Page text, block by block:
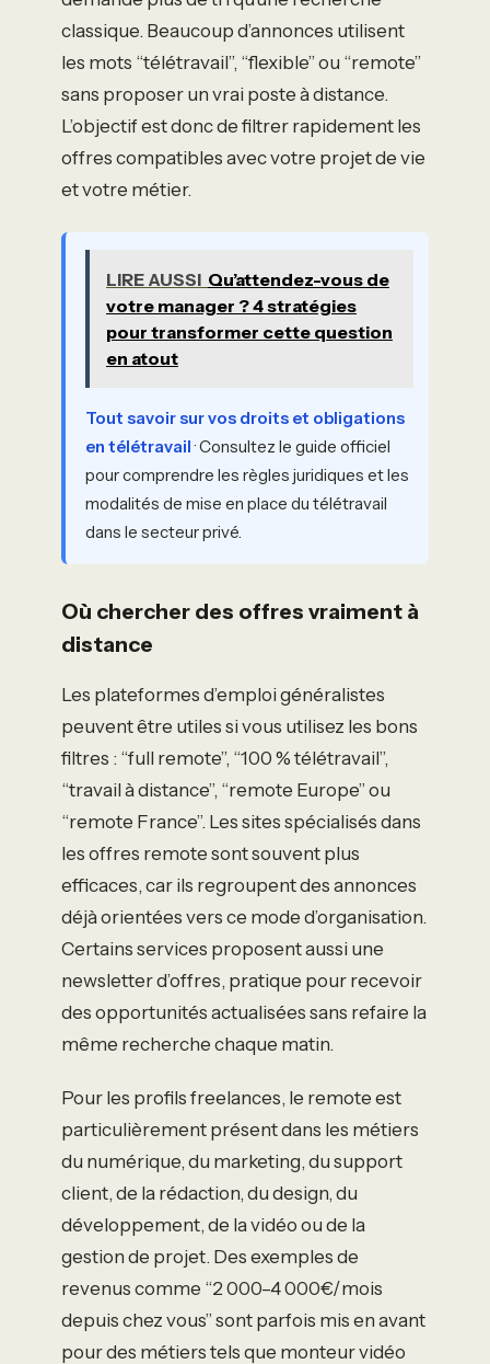
classique. Beaucoup d’annonces utilisent
les mots “télétravail”, “flexible” ou “remote”
sans proposer un vrai poste à distance.
L’objectif est donc de filtrer rapidement les
offres compatibles avec votre projet de vie
et votre métier.
LIRE AUSSI Qu’attendez-vous de
votre manager ? 4 stratégies
pour transformer cette question
en atout
Tout savoir sur vos droits et obligations
en télétravail· Consultez le guide officiel
pour comprendre les règles juridiques et les
modalités de mise en place du télétravail
dans le secteur privé.
Où chercher des offres vraiment à
distance
Les plateformes d’emploi généralistes
peuvent être utiles si vous utilisez les bons
filtres : “full remote”, “100 % télétravail”,
“travail à distance”, “remote Europe” ou
“remote France”. Les sites spécialisés dans
les offres remote sont souvent plus
efficaces, car ils regroupent des annonces
déjà orientées vers ce mode d’organisation.
Certains services proposent aussi une
newsletter d’offres, pratique pour recevoir
des opportunités actualisées sans refaire la
même recherche chaque matin.
Pour les profils freelances, le remote est
particulièrement présent dans les métiers
du numérique, du marketing, du support
client, de la rédaction, du design, du
développement, de la vidéo ou de la
gestion de projet. Des exemples de
revenus comme “2 000–4 000€/mois
depuis chez vous” sont parfois mis en avant
pour des métiers tels que monteur vidéo